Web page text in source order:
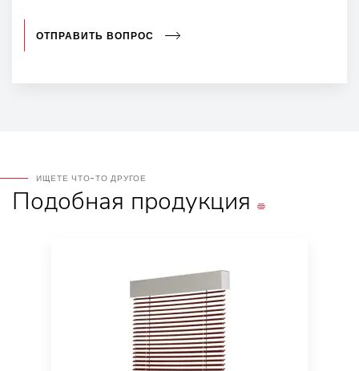
ОТПРАВИТЬ ВОПРОС
ИЩЕТЕ ЧТО-ТО ДРУГОЕ
Подобная продукция